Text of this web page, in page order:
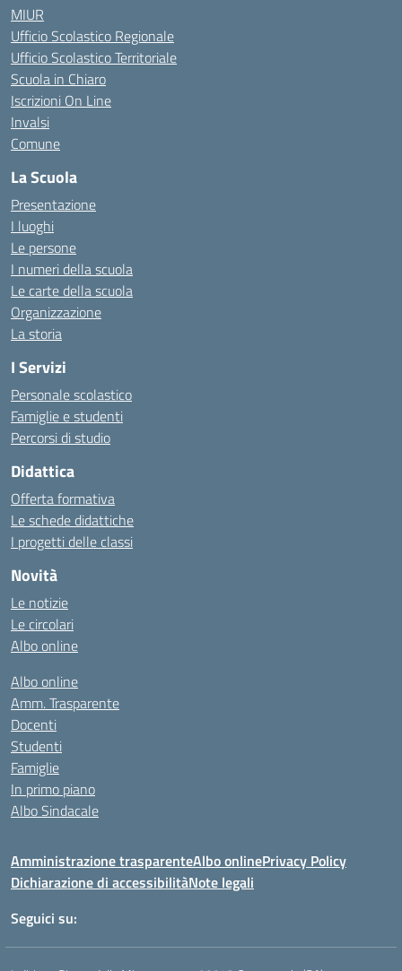
MIUR
Ufficio Scolastico Regionale
Ufficio Scolastico Territoriale
Scuola in Chiaro
Iscrizioni On Line
Invalsi
Comune
La Scuola
Presentazione
I luoghi
Le persone
I numeri della scuola
Le carte della scuola
Organizzazione
La storia
I Servizi
Personale scolastico
Famiglie e studenti
Percorsi di studio
Didattica
Offerta formativa
Le schede didattiche
I progetti delle classi
Novità
Le notizie
Le circolari
Albo online
Albo online
Amm. Trasparente
Docenti
Studenti
Famiglie
In primo piano
Albo Sindacale
Amministrazione trasparenteAlbo onlinePrivacy Policy
Dichiarazione di accessibilitàNote legali
Seguici su: